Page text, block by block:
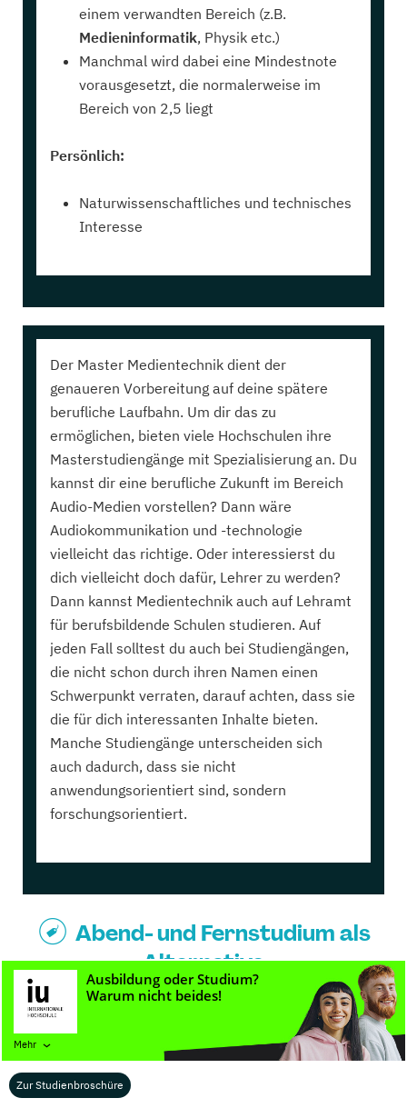
Zur Studienbroschüre
Mehr
einem verwandten Bereich (z.B.
Medieninformatik, Physik etc.)
Manchmal wird dabei eine Mindestnote
vorausgesetzt, die normalerweise im
Bereich von 2,5 liegt
Persönlich:
Naturwissenschaftliches und technisches
Interesse
Der Master Medientechnik dient der
genaueren Vorbereitung auf deine spätere
berufliche Laufbahn. Um dir das zu
ermöglichen, bieten viele Hochschulen ihre
Masterstudiengänge mit Spezialisierung an. Du
kannst dir eine berufliche Zukunft im Bereich
Audio-Medien vorstellen? Dann wäre
Audiokommunikation und -technologie
vielleicht das richtige. Oder interessierst du
dich vielleicht doch dafür, Lehrer zu werden?
Dann kannst Medientechnik auch auf Lehramt
für berufsbildende Schulen studieren. Auf
jeden Fall solltest du auch bei Studiengängen,
die nicht schon durch ihren Namen einen
Schwerpunkt verraten, darauf achten, dass sie
die für dich interessanten Inhalte bieten.
Manche Studiengänge unterscheiden sich
auch dadurch, dass sie nicht
anwendungsorientiert sind, sondern
forschungsorientiert.
Abend- und Fernstudium als
Alternative
Du stehst bereits mitten im Berufsleben und möchtest
dich aber neben dem Job mit einem Medientechnik
Studium weiterbilden? Dann gibt es verschiedene
Möglichkeiten Medientechnik auch im Abend- oder
Fernstudium zu absolvieren. Auf unserem